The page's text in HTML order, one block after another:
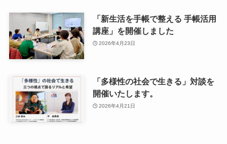
「新生活を手帳で整える 手帳活用
講座」を開催しました
2026年4月23日
「多様性の社会で生きる」対談を
開催いたします。
2026年4月21日